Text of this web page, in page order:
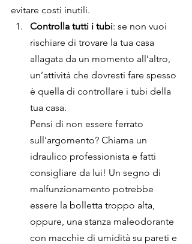
evitare costi inutili.
Controlla tutti i tubi: se non vuoi
rischiare di trovare la tua casa
allagata da un momento all’altro,
un’attività che dovresti fare spesso
è quella di controllare i tubi della
tua casa.
Pensi di non essere ferrato
sull’argomento? Chiama un
idraulico professionista e fatti
consigliare da lui! Un segno di
malfunzionamento potrebbe
essere la bolletta troppo alta,
oppure, una stanza maleodorante
con macchie di umidità su pareti e